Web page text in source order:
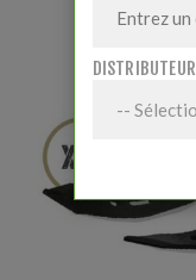
DISTRIBUTEUR